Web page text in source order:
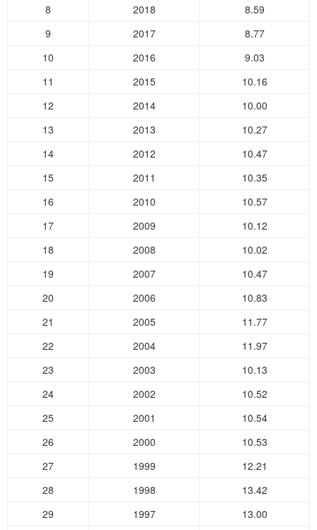
8
2018
8.59
9
2017
8.77
10
2016
9.03
11
2015
10.16
12
2014
10.00
13
2013
10.27
14
2012
10.47
15
2011
10.35
16
2010
10.57
17
2009
10.12
18
2008
10.02
19
2007
10.47
20
2006
10.83
21
2005
11.77
22
2004
11.97
23
2003
10.13
24
2002
10.52
25
2001
10.54
26
2000
10.53
27
1999
12.21
28
1998
13.42
29
1997
13.00